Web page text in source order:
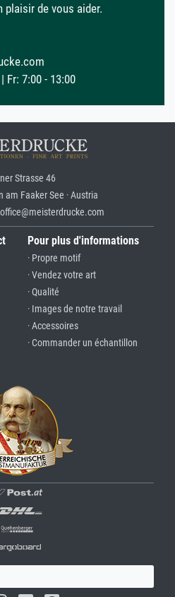
plaisir de vous aider.
Fr: 7:00 - 13:00
Strasse 46
am Faaker See · Austria
Pour plus d'informations
· Propre motif
· Vendez votre art
· Qualité
· Images de notre travail
· Accessoires
· Commander un échantillon